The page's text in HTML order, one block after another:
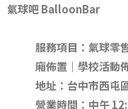
氣球吧 BalloonBar
服務項目：氣球零
廂佈置｜學校活動
地址：台中市西屯
營業時間：中午